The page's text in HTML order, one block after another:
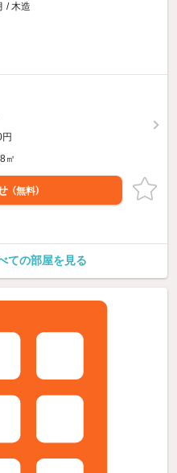
/ 木造
㎡
（無料）
ての部屋を見る